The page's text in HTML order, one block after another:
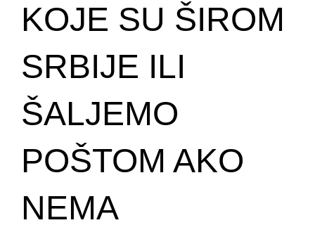
KOJE SU ŠIROM
SRBIJE ILI
ŠALJEMO
POŠTOM AKO
NEMA